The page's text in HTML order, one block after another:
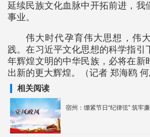
延续民族文化血脉中开拓前进，我
事业。
伟大时代孕育伟大思想，伟
践。在习近平文化思想的科学指引
年辉煌文明的中华民族，必将在新
出新的更大辉煌。（记者 郑海鸥 何
相关阅读
宿州：绷紧节日“纪律弦” 筑牢